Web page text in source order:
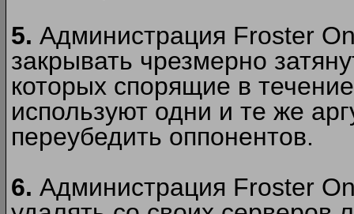
5. Администрация Froster
закрывать чрезмерно
которых спорящие в
используют одни и те же
переубедить оппонентов.
6. Администрация Froster